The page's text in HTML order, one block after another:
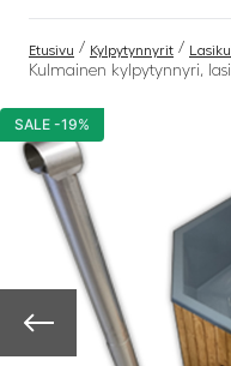
Etusivu / Kylpytynnyrit /
Kulmainen kylpytynnyri,
SALE -19%